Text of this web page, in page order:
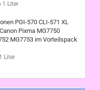
1 Liter
PGI-570 CLI-571 XL
Pixma MG7750
MG7753 im Vorteilspack
Liter